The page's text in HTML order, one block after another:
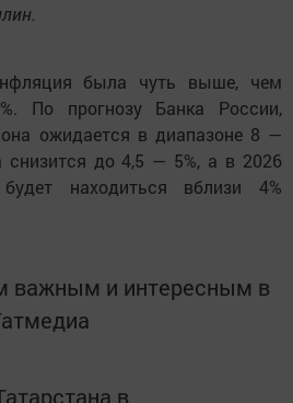
была чуть выше, чем
По прогнозу Банка России,
ожидается в диапазоне 8 —
снизится до 4,5 — 5%, а в 2026
находиться вблизи 4%
важным и интересным в
в